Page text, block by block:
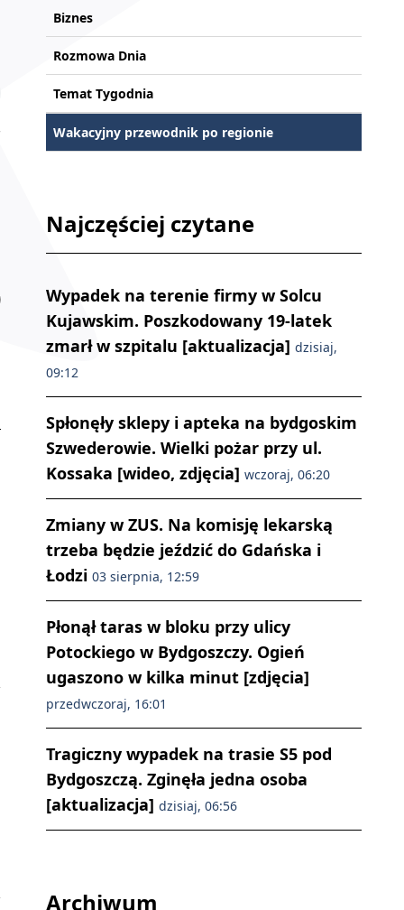
Biznes
Rozmowa Dnia
Temat Tygodnia
Wakacyjny przewodnik po regionie
Najczęściej czytane
Wypadek na terenie firmy w Solcu
Kujawskim. Poszkodowany 19-latek
zmarł w szpitalu [aktualizacja] dzisiaj,
09:12
Spłonęły sklepy i apteka na bydgoskim
Szwederowie. Wielki pożar przy ul.
Kossaka [wideo, zdjęcia] wczoraj, 06:20
Zmiany w ZUS. Na komisję lekarską
trzeba będzie jeździć do Gdańska i
Łodzi 03 sierpnia, 12:59
Płonął taras w bloku przy ulicy
Potockiego w Bydgoszczy. Ogień
ugaszono w kilka minut [zdjęcia]
przedwczoraj, 16:01
Tragiczny wypadek na trasie S5 pod
Bydgoszczą. Zginęła jedna osoba
[aktualizacja] dzisiaj, 06:56
Archiwum